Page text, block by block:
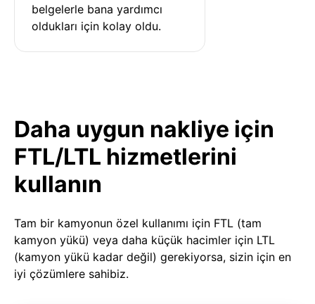
belgelerle bana yardımcı
oldukları için kolay oldu.
Daha uygun nakliye için
FTL/LTL hizmetlerini
kullanın
Tam bir kamyonun özel kullanımı için FTL (tam
kamyon yükü) veya daha küçük hacimler için LTL
(kamyon yükü kadar değil) gerekiyorsa, sizin için en
iyi çözümlere sahibiz.